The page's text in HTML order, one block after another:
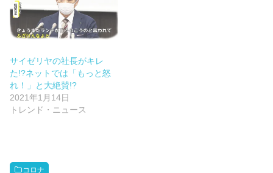
サイゼリヤの社長がキレ
た!?ネットでは「もっと怒
れ！」と大絶賛!?
2021年1月14日
トレンド・ニュース
コロナ